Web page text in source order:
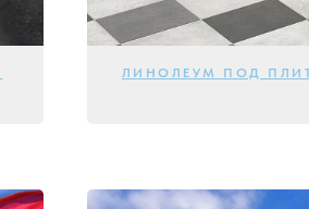
ЛИНОЛЕУМ ПОД